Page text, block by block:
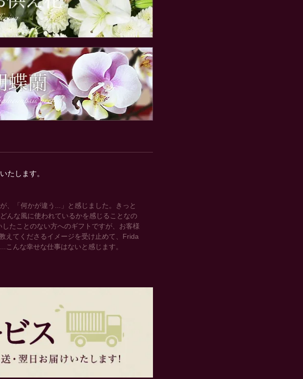
たします。
、「何かが違う...」と感じました。きっと
んな風に使われているかを感じることなの
たことのない方へのギフトですが、お客様
えてくださるイメージを受け止めて、Frida
んな幸せな仕事はないと感じます。